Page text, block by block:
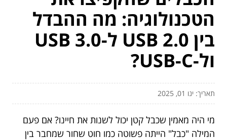
הטכנולוגיה: מה ההבדל
בין USB 2.0 ל-USB 3.0
ול-USB-C?
תאריך: ינו 01, 2025
מי היה מאמין שכבל קטן יכול לשנות את חיינו? אם פעם
המילה "כבל" הייתה פשוטה כמו חוט שחור שמחבר בין